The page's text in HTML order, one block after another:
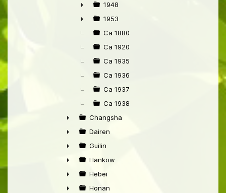
►
1948
►
1953
Ca 1880
Ca 1920
Ca 1935
Ca 1936
Ca 1937
Ca 1938
►
Changsha
►
Dairen
►
Guilin
►
Hankow
►
Hebei
Honan